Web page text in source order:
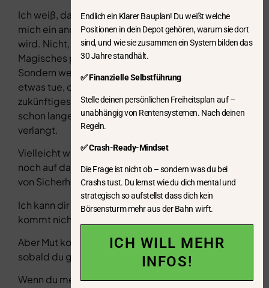
Ich weiß, dass 2025 für
mich ein anderes Jahr
wird. Nicht, weil etwas
Magisches passiert.
Sondern weil ich jetzt
etwas tue, das mein
zukünftiges Leben
schon lange von mir
verlangt.
Vielleicht wartest du
noch auf das Gefühl
von Sicherheit.
Ich kann dir sagen: Es
kommt nicht.
Aber Mut kommt,
sobald du gehst.
Wenn du meine Reise
Endlich ein Klarer Bauplan! Du weißt welche
Positionen in dein Depot gehören, warum sie dort
sind, und wie sie zusammen ein System bilden das
30 Jahre standhält.
✅ Finanzielle Selbstführung
Stelle deinen persönlichen Freiheitsplan auf –
unabhängig von Rentensystemen. Nach deinen
Regeln.
✅ Crash-Ready-Mindset
Die Frage ist nicht ob – sondern was du bei
Crashs tust. Du lernst wie du dich mental und
strategisch so aufstellst dass dich kein
Börsensturm mehr aus der Bahn wirft.
ICH WILL MEHR
INFOS!